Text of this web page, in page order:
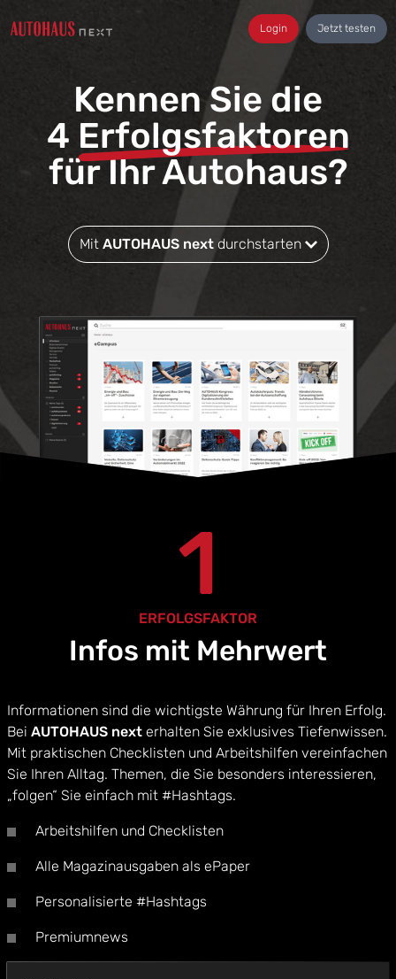
Login Jetzt testen
Kennen Sie die
4 Erfolgsfaktoren
für Ihr Autohaus?
Mit AUTOHAUS nextdurchstarten
1
ERFOLGSFAKTOR
Infos mit Mehrwert
Informationen sind die wichtigste Währung für Ihren Erfolg.
Bei AUTOHAUS next erhalten Sie exklusives Tiefenwissen.
Mit praktischen Checklisten und Arbeitshilfen vereinfachen
Sie Ihren Alltag. Themen, die Sie besonders interessieren,
„folgen“ Sie einfach mit #Hashtags.
Arbeitshilfen und Checklisten
Alle Magazinausgaben als ePaper
Personalisierte #Hashtags
Premiumnews